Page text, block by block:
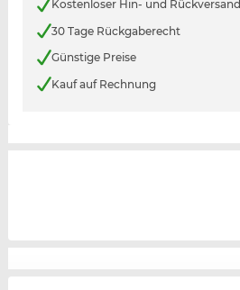
Kostenloser Hin- und Rückversand
30 Tage Rückgaberecht
Günstige Preise
Kauf auf Rechnung